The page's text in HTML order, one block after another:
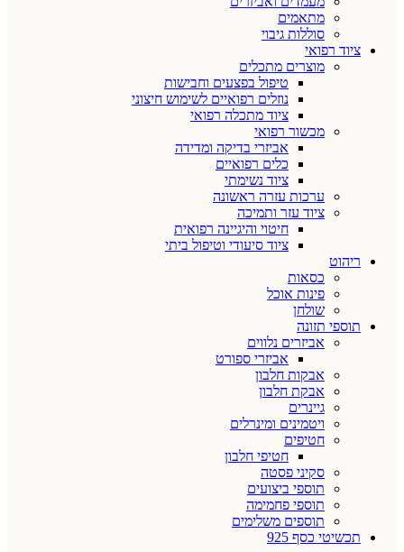
מתאמים
סוללות גיבוי
ציוד רפואי
מוצרים מתכלים
טיפול בפצעים וחבישות
נוזלים רפואיים לשימוש חיצוני
ציוד מתכלה רפואי
מכשור רפואי
אביזרי בדיקה ומדידה
כלים רפואיים
ציוד נשימתי
ערכות עזרה ראשונה
ציוד עזר ותמיכה
חיטוי והיגיינה רפואית
ציוד סיעודי וטיפול ביתי
ריהוט
כסאות
פינות אוכל
שולחן
תוספי תזונה
אביזרים נלווים
אביזרי ספורט
אבקות חלבון
אבקת חלבון
גיינרים
ויטמינים ומינרלים
חטיפים
חטיפי חלבון
סקיני פסטה
תוספי ביצועים
תוספי פחמימה
תוספים משלימים
תכשיטי כסף 925